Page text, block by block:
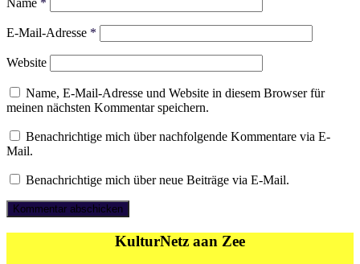
Name *
E-Mail-Adresse *
Website
Name, E-Mail-Adresse und Website in diesem Browser für
meinen nächsten Kommentar speichern.
Benachrichtige mich über nachfolgende Kommentare via E-
Mail.
Benachrichtige mich über neue Beiträge via E-Mail.
KulturNetz aan Zee